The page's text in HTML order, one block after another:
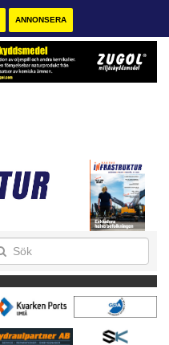
ANNONSERA